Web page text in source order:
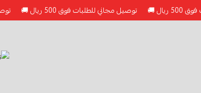
توصيل مجاني للطلبات فوق 500 ريال 🚚 توصيل